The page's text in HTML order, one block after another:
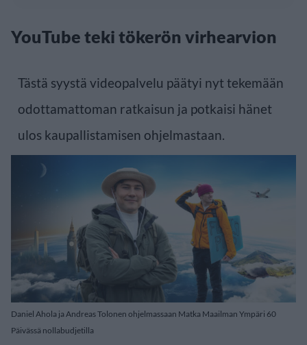
YouTube teki tökerön virhearvion
Tästä syystä videopalvelu päätyi nyt tekemään
odottamattoman ratkaisun ja potkaisi hänet
ulos kaupallistamisen ohjelmastaan.
Daniel Ahola ja Andreas Tolonen ohjelmassaan Matka Maailman Ympäri 60
Päivässä nollabudjetilla